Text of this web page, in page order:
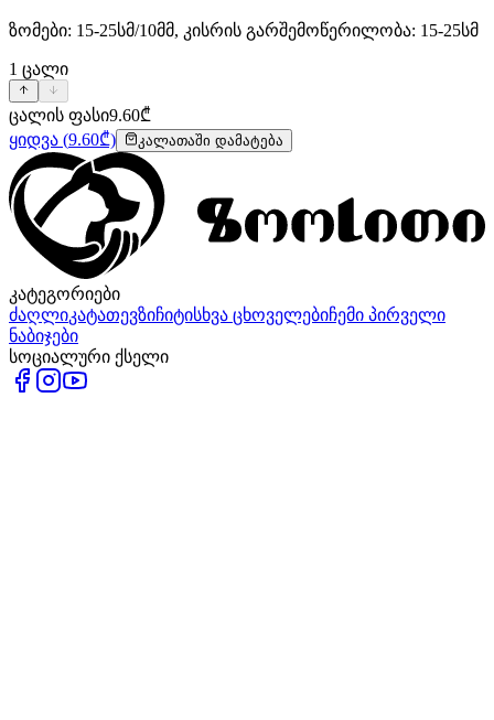
ზომები: 15-25სმ/10მმ, კისრის გარშემოწერილობა: 15-25სმ
1 ცალი
ცალის ფასი9.60₾
ყიდვა (9.60₾) კალათაში დამატება
კატეგორიები
ძაღლიკატათევზიჩიტისხვა ცხოველებიჩემი პირველი
ნაბიჯები
სოციალური ქსელი